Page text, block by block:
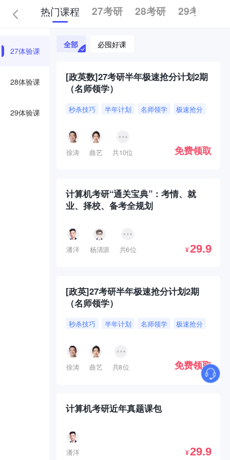
热门课程 27考研 28考研 29考研
27体验课
28体验课
29体验课
全部 必囤好课
[政英数]27考研半年极速抢分计划2期
（名师领学）
秒杀技巧 半年计划 名师领学 极速抢分
徐涛 曲艺 共10位 免费领取
计算机考研“通关宝典”：考情、就
业、择校、备考全规划
潘洋 杨清源 共6位 ¥29.9
[政英]27考研半年极速抢分计划2期
（名师领学）
秒杀技巧 半年计划 名师领学 极速抢分
徐涛 曲艺 共8位 免费领取
计算机考研近年真题课包
潘洋 ¥29.9